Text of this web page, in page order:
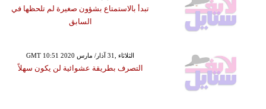
تبدأ بالاستمتاع بشؤون صغيرة لم تلحظها في
السابق
GMT 10:51 2020 الثلاثاء ,31 آذار/ مارس
التصرف بطريقة عشوائية لن يكون سهلاً